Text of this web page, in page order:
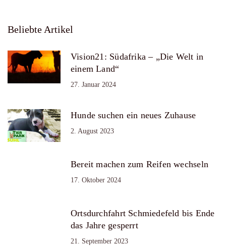
Beliebte Artikel
Vision21: Südafrika – „Die Welt in
einem Land“
27. Januar 2024
Hunde suchen ein neues Zuhause
2. August 2023
Bereit machen zum Reifen wechseln
17. Oktober 2024
Ortsdurchfahrt Schmiedefeld bis Ende
das Jahre gesperrt
21. September 2023